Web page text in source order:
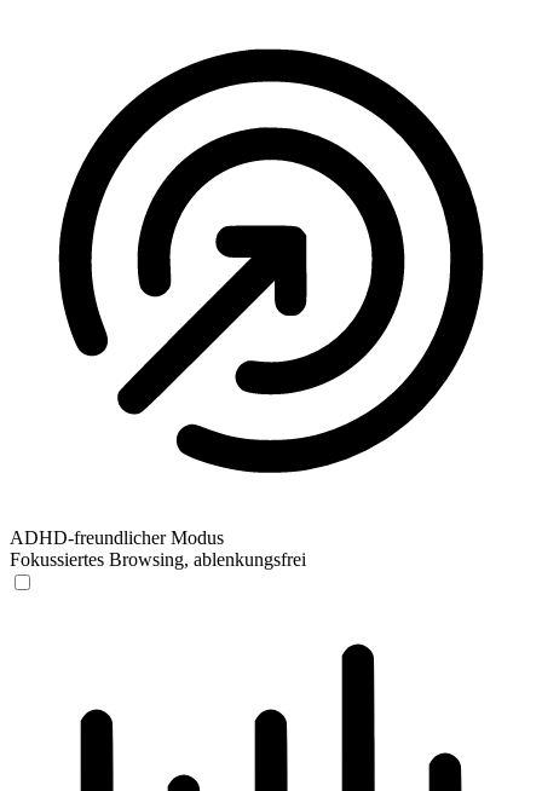
ADHD-freundlicher Modus
Fokussiertes Browsing, ablenkungsfrei